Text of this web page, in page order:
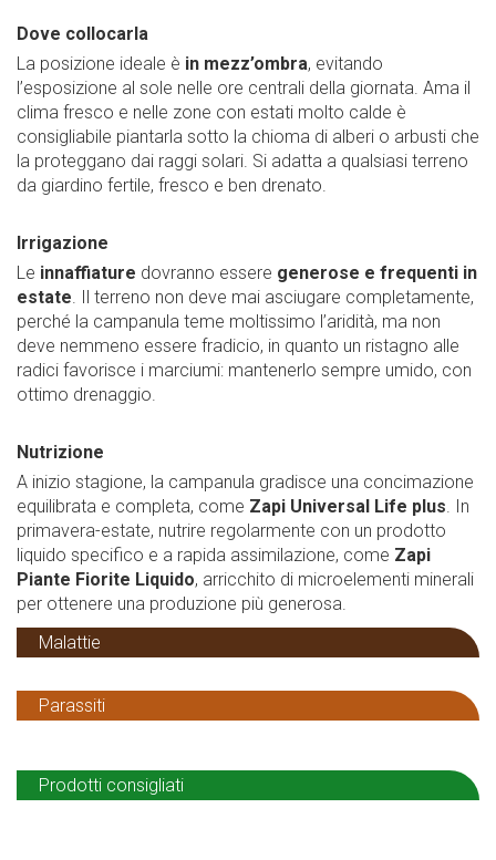
Dove collocarla
La posizione ideale è in mezz’ombra, evitando
l’esposizione al sole nelle ore centrali della giornata. Ama il
clima fresco e nelle zone con estati molto calde è
consigliabile piantarla sotto la chioma di alberi o arbusti che
la proteggano dai raggi solari. Si adatta a qualsiasi terreno
da giardino fertile, fresco e ben drenato.
Irrigazione
Le innaffiature dovranno essere generose e frequenti in
estate. Il terreno non deve mai asciugare completamente,
perché la campanula teme moltissimo l’aridità, ma non
deve nemmeno essere fradicio, in quanto un ristagno alle
radici favorisce i marciumi: mantenerlo sempre umido, con
ottimo drenaggio.
Nutrizione
A inizio stagione, la campanula gradisce una concimazione
equilibrata e completa, come Zapi Universal Life plus. In
primavera-estate, nutrire regolarmente con un prodotto
liquido specifico e a rapida assimilazione, come Zapi
Piante Fiorite Liquido, arricchito di microelementi minerali
per ottenere una produzione più generosa.
Malattie
Parassiti
Prodotti consigliati